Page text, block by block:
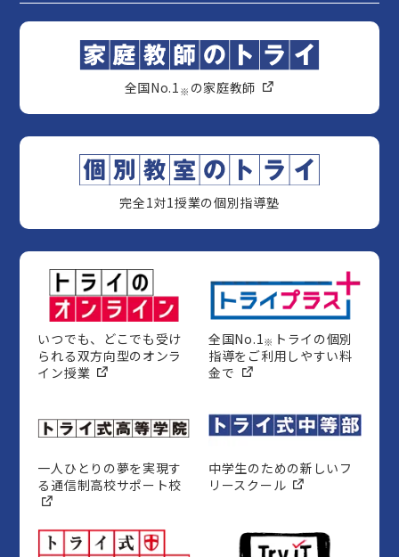
全国No.1 ※ の家庭教師
完全1対1授業の個別指導塾
いつでも、どこでも受け
られる双方向型のオンラ
イン授業
全国No.1 ※ トライの個別
指導をご利用しやすい料
金で
一人ひとりの夢を実現す
る通信制高校サポート校
中学生のための新しいフ
リースクール